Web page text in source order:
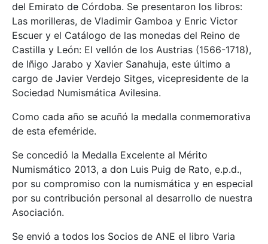
del Emirato de Córdoba. Se presentaron los libros:
Las morilleras, de Vladimir Gamboa y Enric Victor
Escuer y el Catálogo de las monedas del Reino de
Castilla y León: El vellón de los Austrias (1566-1718),
de Iñigo Jarabo y Xavier Sanahuja, este último a
cargo de Javier Verdejo Sitges, vicepresidente de la
Sociedad Numismática Avilesina.
Como cada año se acuñó la medalla conmemorativa
de esta efeméride.
Se concedió la Medalla Excelente al Mérito
Numismático 2013, a don Luis Puig de Rato, e.p.d.,
por su compromiso con la numismática y en especial
por su contribución personal al desarrollo de nuestra
Asociación.
Se envió a todos los Socios de ANE el libro Varia